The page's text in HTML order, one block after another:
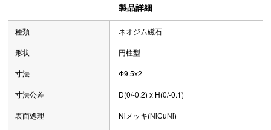
製品詳細
種類 ネオジム磁石
形状 円柱型
寸法 Φ9.5x2
寸法公差 D(0/-0.2) x H(0/-0.1)
表面処理 Niメッキ(NiCuNi)